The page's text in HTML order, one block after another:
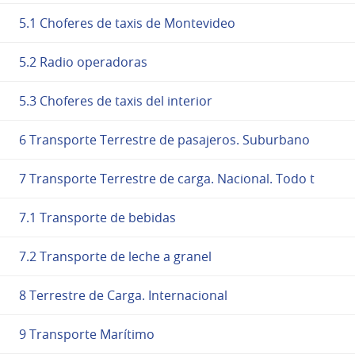
5.1 Choferes de taxis de Montevideo
5.2 Radio operadoras
5.3 Choferes de taxis del interior
6 Transporte Terrestre de pasajeros. Suburbano
7 Transporte Terrestre de carga. Nacional. Todo t
7.1 Transporte de bebidas
7.2 Transporte de leche a granel
8 Terrestre de Carga. Internacional
9 Transporte Marítimo